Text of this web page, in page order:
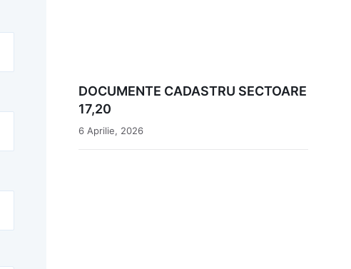
DOCUMENTE CADASTRU SECTOARE
17,20
6 Aprilie, 2026